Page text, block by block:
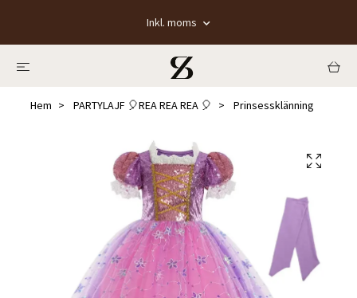
Inkl. moms
Hem PARTYLAJF 🎈REA REA REA 🎈 Prinsessklänning